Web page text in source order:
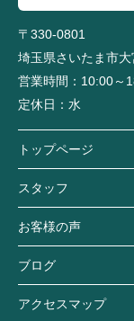
〒330-0801
埼玉県さいたま市
営業時間： 10:00～
定休日： 水
トップページ
スタッフ
お客様の声
ブログ
アクセスマップ